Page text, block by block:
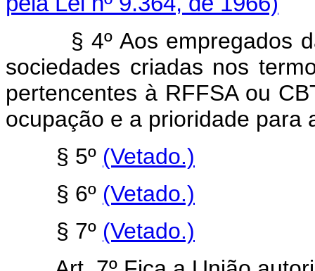
§ 4º Aos empregados da
sociedades criadas nos
pertencentes à RFFSA ou
ocupação e a prioridade para
§ 5º (Vetado.)
§ 6º (Vetado.)
§ 7º (Vetado.)